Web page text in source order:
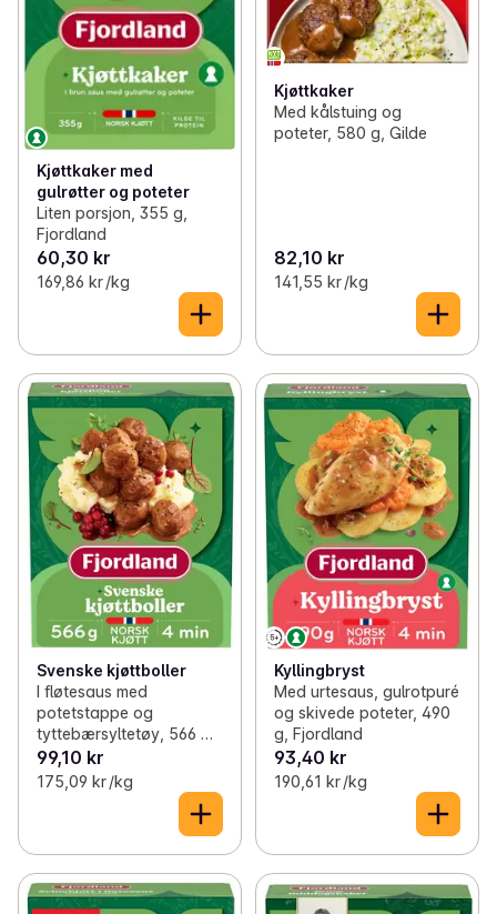
Kjøttkaker med
gulrøtter og poteter
Liten porsjon, 355 g,
Fjordland
60,30 kr
169,86 kr /kg
Kjøttkaker
Med kålstuing og
poteter, 580 g, Gilde
82,10 kr
141,55 kr /kg
Svenske kjøttboller
I fløtesaus med
potetstappe og
tyttebærsyltetøy, 566 g,
Fjordland
99,10 kr
175,09 kr /kg
Kyllingbryst
Med urtesaus, gulrotpuré
og skivede poteter, 490
g, Fjordland
93,40 kr
190,61 kr /kg